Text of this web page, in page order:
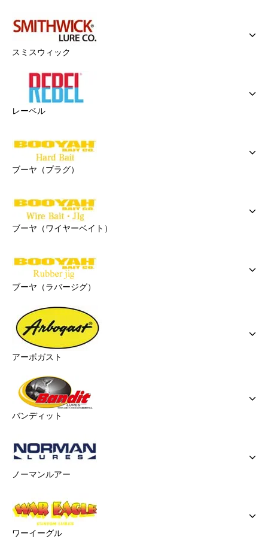
スミスウィック
レーベル
ブーヤ（プラグ）
ブーヤ（ワイヤーベイト）
ブーヤ（ラバージグ）
アーボガスト
バンディット
ノーマンルアー
ワーイーグル